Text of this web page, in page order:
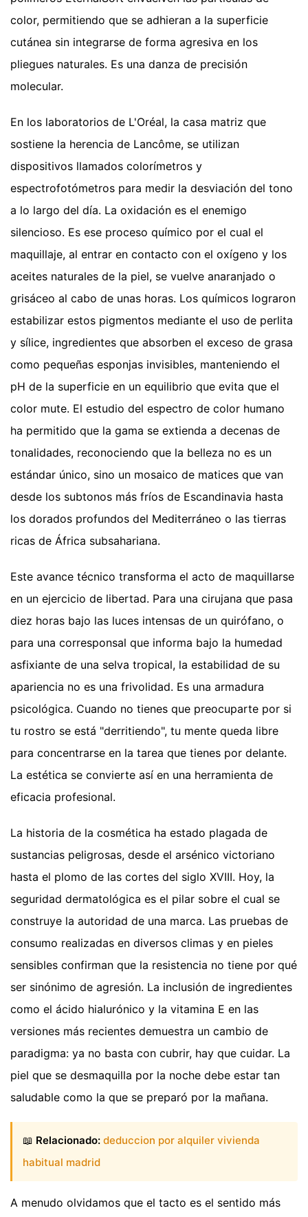
color, permitiendo que se adhieran a la superficie
cutánea sin integrarse de forma agresiva en los
pliegues naturales. Es una danza de precisión
molecular.
En los laboratorios de L'Oréal, la casa matriz que
sostiene la herencia de Lancôme, se utilizan
dispositivos llamados colorímetros y
espectrofotómetros para medir la desviación del tono
a lo largo del día. La oxidación es el enemigo
silencioso. Es ese proceso químico por el cual el
maquillaje, al entrar en contacto con el oxígeno y los
aceites naturales de la piel, se vuelve anaranjado o
grisáceo al cabo de unas horas. Los químicos lograron
estabilizar estos pigmentos mediante el uso de perlita
y sílice, ingredientes que absorben el exceso de grasa
como pequeñas esponjas invisibles, manteniendo el
pH de la superficie en un equilibrio que evita que el
color mute. El estudio del espectro de color humano
ha permitido que la gama se extienda a decenas de
tonalidades, reconociendo que la belleza no es un
estándar único, sino un mosaico de matices que van
desde los subtonos más fríos de Escandinavia hasta
los dorados profundos del Mediterráneo o las tierras
ricas de África subsahariana.
Este avance técnico transforma el acto de maquillarse
en un ejercicio de libertad. Para una cirujana que pasa
diez horas bajo las luces intensas de un quirófano, o
para una corresponsal que informa bajo la humedad
asfixiante de una selva tropical, la estabilidad de su
apariencia no es una frivolidad. Es una armadura
psicológica. Cuando no tienes que preocuparte por si
tu rostro se está "derritiendo", tu mente queda libre
para concentrarse en la tarea que tienes por delante.
La estética se convierte así en una herramienta de
eficacia profesional.
La historia de la cosmética ha estado plagada de
sustancias peligrosas, desde el arsénico victoriano
hasta el plomo de las cortes del siglo XVIII. Hoy, la
seguridad dermatológica es el pilar sobre el cual se
construye la autoridad de una marca. Las pruebas de
consumo realizadas en diversos climas y en pieles
sensibles confirman que la resistencia no tiene por qué
ser sinónimo de agresión. La inclusión de ingredientes
como el ácido hialurónico y la vitamina E en las
versiones más recientes demuestra un cambio de
paradigma: ya no basta con cubrir, hay que cuidar. La
piel que se desmaquilla por la noche debe estar tan
saludable como la que se preparó por la mañana.
📖 Relacionado: deduccion por alquiler vivienda
habitual madrid
A menudo olvidamos que el tacto es el sentido más